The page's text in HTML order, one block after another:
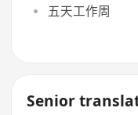
五天工作周
Senior